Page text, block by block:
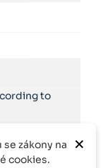
to
×
zákony na
cookies.